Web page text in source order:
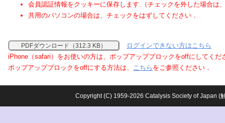
会員認証情報をクッキーに保存します.（チェックを外した場合は
共用のパソコンの場合は、チェックをはずしてください．
PDFダウンロード（312.3 KB）
ログインできない方はこちら
iPhone（safari）をお使いの方は、ポップアップブロックをoffにしてくだ
ポップアップブロックをoffにする方法は、 こちら をご参照ください．
Copyright (C) 1959-2026 Catalysis Society of Japan (